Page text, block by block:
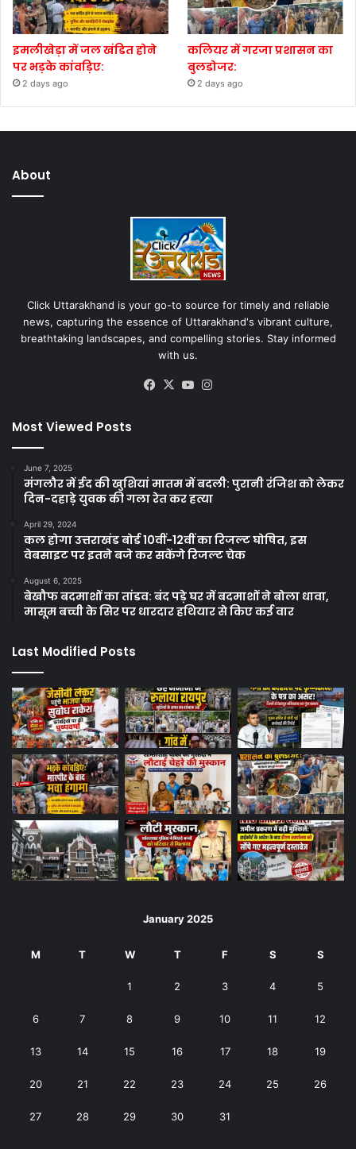
इमलीखेड़ा में जल खंडित होने
पर भड़के कांवड़िए:
2 days ago
कलियर में गरजा प्रशासन का
बुलडोजर:
2 days ago
About
Click Uttarakhand is your go-to source for timely and reliable
news, capturing the essence of Uttarakhand's vibrant culture,
breathtaking landscapes, and compelling stories. Stay informed
with us.
Facebook
X YouTube
Most Viewed Posts
June 7, 2025
मंगलौर में ईद की खुशियां मातम में बदली: पुरानी रंजिश को लेकर
दिन-दहाड़े युवक की गला रेत कर हत्या
April 29, 2024
कल होगा उत्तराखंड बोर्ड 10वीं-12वीं का रिजल्ट घोषित, इस
वेबसाइट पर इतने बजे कर सकेंगे रिजल्ट चेक
August 6, 2025
बेखौफ बदमाशों का तांडव: बंद पड़े घर में बदमाशों ने बोला धावा,
मासूम बच्ची के सिर पर धारदार हथियार से किए कई वार
Last Modified Posts
January 2025
M T W T F S S
1 2 3 4 5
6 7 8 9 10 11 12
13 14 15 16 17 18 19
20 21 22 23 24 25 26
27 28 29 30 31